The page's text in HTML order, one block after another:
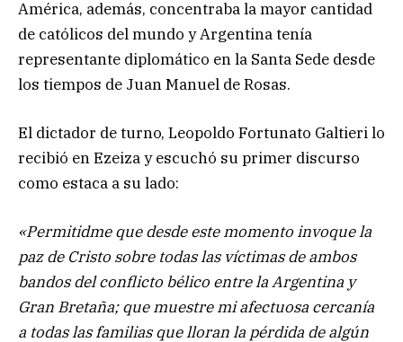
América, además, concentraba la mayor cantidad
de católicos del mundo y Argentina tenía
representante diplomático en la Santa Sede desde
los tiempos de Juan Manuel de Rosas.
El dictador de turno, Leopoldo Fortunato Galtieri lo
recibió en Ezeiza y escuchó su primer discurso
como estaca a su lado:
«Permitidme que desde este momento invoque la
paz de Cristo sobre todas las víctimas de ambos
bandos del conflicto bélico entre la Argentina y
Gran Bretaña; que muestre mi afectuosa cercanía
a todas las familias que lloran la pérdida de algún